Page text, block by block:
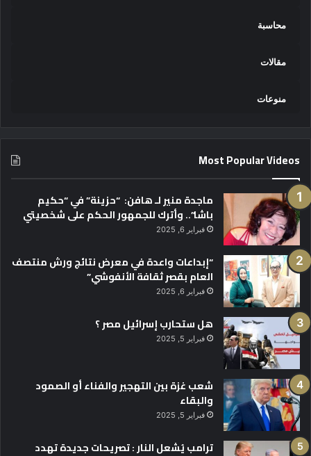
محاسبة
مقالات
منوعات
Most Popular Videos
ماجدة منير لـ هافن: “حزينة” في “حكيم
باشا”.. وأترك للجمهور الحكم على شخصيتي
فبراير 6, 2025
“إبداعات واعدة في معرض نتائج ورش منتصف
العام بقصر ثقافة الأنفوشي”
فبراير 6, 2025
هل ستحارب إسرائيل مصر ؟
فبراير 5, 2025
شعب غزة بين التهجير والفناء أو الصمود
والبقاء
فبراير 5, 2025
ترامب يُشعل النار : تصريحات جديدة تهدد